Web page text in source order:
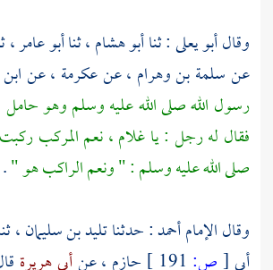
وقالأبو يعلى: ثناأبو هشام، ثناأبو عامر،
عنسلمة بن وهرام ، عنعكرمة ، عن
رسول الله صلى الله عليه وسلم وهو حامل
فقال له رجل : يا غلام ، نعم المركب
صلى الله عليه وسلم : " ونعم الراكب هو ".
وقال الإمامأحمد: حدثناتليد بن سليمان،
أبي[ص: حازم ، عنأبي هريرة